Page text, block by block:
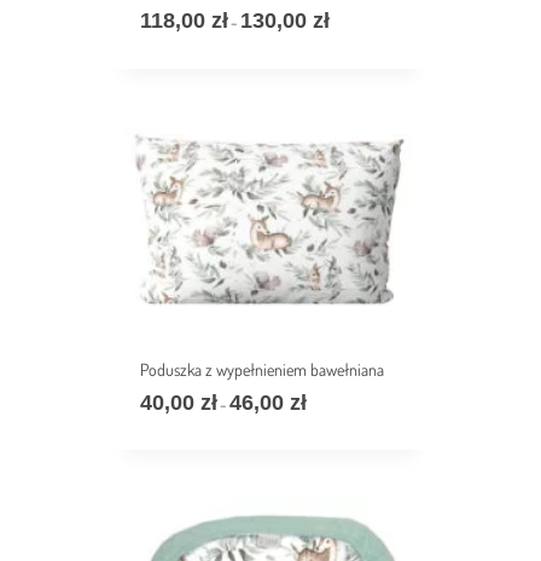
118,00 zł– 130,00 złZakres
Poduszka z wypełnieniem bawełniana
40,00 zł– 46,00 złZakres
46,00 zł